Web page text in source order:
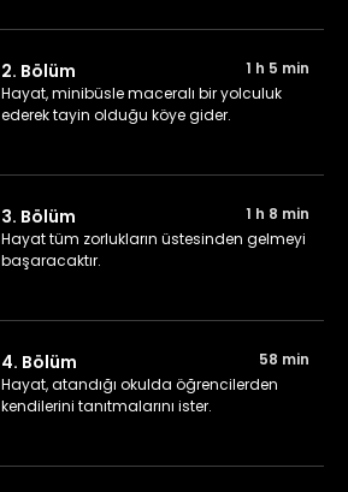
2. Bölüm
1 h 5 min
Hayat, minibüsle maceralı bir yolculuk
ederek tayin olduğu köye gider.
3. Bölüm
1 h 8 min
Hayat tüm zorlukların üstesinden gelmeyi
başaracaktır.
4. Bölüm
58 min
Hayat, atandığı okulda öğrencilerden
kendilerini tanıtmalarını ister.